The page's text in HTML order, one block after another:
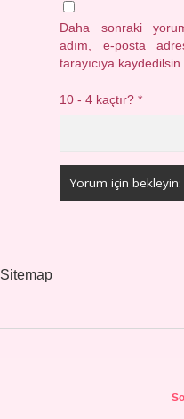
Daha sonraki
adım, e-posta
tarayıcıya kaydedilsin.
10 - 4 kaçtır?*
Sitemap